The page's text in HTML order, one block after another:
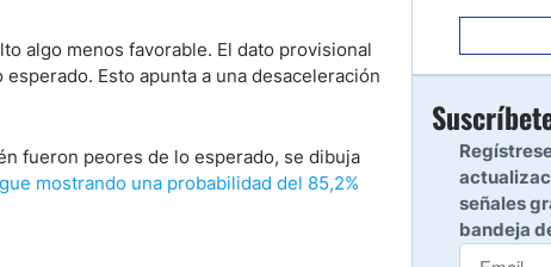
algo menos favorable. El dato provisional
Esto apunta a una desaceleración
fueron peores de lo esperado, se dibuja
mostrando una probabilidad del 85,2%
10
señales
bandeja